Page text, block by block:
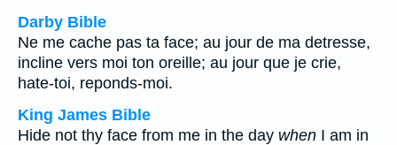
Darby Bible
Ne me cache pas ta face; au jour de ma detresse,
incline vers moi ton oreille; au jour que je crie,
hate-toi, reponds-moi.
King James Bible
Hide not thy face from me in the day when I am in